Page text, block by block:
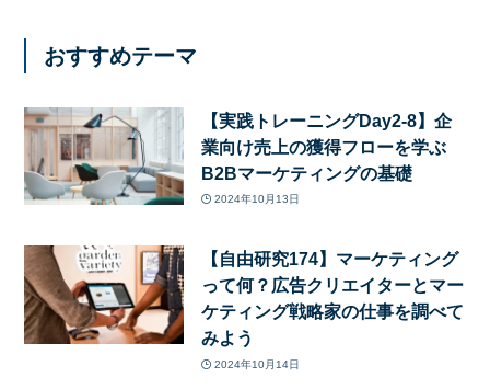
おすすめテーマ
【実践トレーニングDay2-8】企
業向け売上の獲得フローを学ぶ
B2Bマーケティングの基礎
2024年10月13日
【自由研究174】マーケティング
って何？広告クリエイターとマー
ケティング戦略家の仕事を調べて
みよう
2024年10月14日